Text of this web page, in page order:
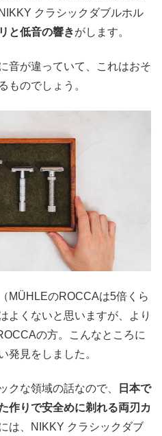
クラシックダブルホル
と低音の響きがします。
音が違っていて、これはおそ
ものでしょう。
MÜHLEのROCCAは5倍くら
よくないと思いますが、より
の方。こんなところに
発見をしました。
クな領域の話なので、
日本で
作りで安全めに剃れる両刃カ
は、NIKKY クラシックダブ